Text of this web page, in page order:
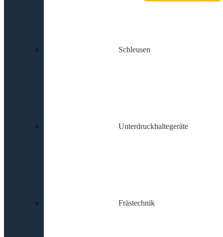
Schleusen
Unterdruckhaltegeräte
Frästechnik